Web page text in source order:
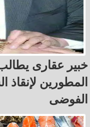
خبير عقارى
المطورين لإنقاذ
الفوضى